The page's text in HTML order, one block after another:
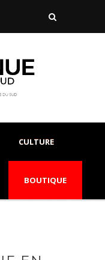
CULTURE
BOUTIQUE